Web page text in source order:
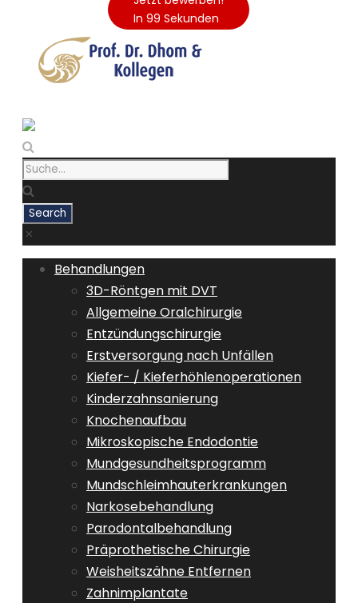
Behandlungen
3D-Röntgen mit DVT
Allgemeine Oralchirurgie
Entzündungschirurgie
Erstversorgung nach Unfällen
Kiefer- / Kieferhöhlenoperationen
Kinderzahnsanierung
Knochenaufbau
Mikroskopische Endodontie
Mundgesundheitsprogramm
Mundschleimhauterkrankungen
Narkosebehandlung
Parodontalbehandlung
Präprothetische Chirurgie
Weisheitszähne Entfernen
Zahnimplantate
In 99 Sekunden